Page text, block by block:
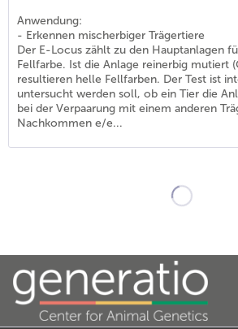
Anwendung:
- Erkennen mischerbiger Trägertiere
Der E-Locus zählt zu den Hauptanlagen
Fellfarbe. Ist die Anlage reinerbig mutiert
resultieren helle Fellfarben. Der Test ist
untersucht werden soll, ob ein Tier die
bei der Verpaarung mit einem anderen
Nachkommen e/e...